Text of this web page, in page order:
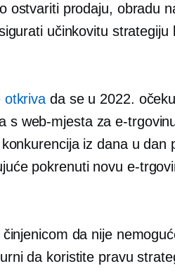
ostvariti prodaju, obradu
učinkovitu strategiju
otkriva da se u 2022.
s web-mjesta za e-
iz dana u dan
pokrenuti novu e-
da nije
da koristite pravu